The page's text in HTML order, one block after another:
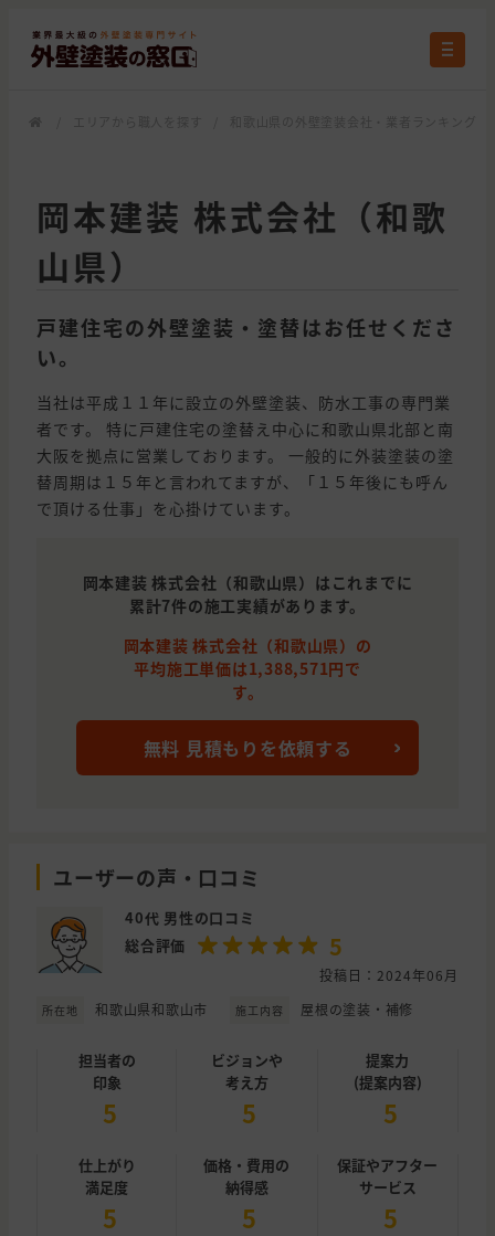
岡本建装 株式会社（和歌
山県）
戸建住宅の外壁塗装・塗替はお任せくださ
い。
当社は平成１１年に設立の外壁塗装、防水工事の専門業
者です。 特に戸建住宅の塗替え中心に和歌山県北部と南
大阪を拠点に営業しております。 一般的に外装塗装の塗
替周期は１５年と言われてますが、「１５年後にも呼ん
で頂ける仕事」を心掛けています。
岡本建装 株式会社（和歌山県）はこれまでに
累計7件の施工実績があります。
岡本建装 株式会社（和歌山県）の
平均施工単価は1,388,571円で
す。
無料 見積もりを依頼する
ユーザーの声・口コミ
40代 男性の口コミ
総合評価
5
投稿日：2024年06月
所在地 和歌山県和歌山市 施工内容 屋根の塗装・補修
担当者の
印象
5
ビジョンや
考え方
5
提案力
(提案内容)
5
仕上がり
満足度
5
価格・費用の
納得感
5
保証やアフター
サービス
5